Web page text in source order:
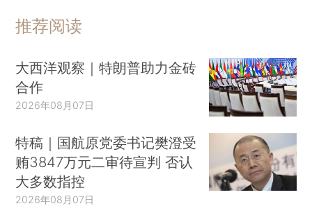
推荐阅读
大西洋观察｜特朗普助力金砖
合作
2026年08月07日
特稿｜国航原党委书记樊澄受
贿3847万元二审待宣判 否认
大多数指控
2026年08月07日